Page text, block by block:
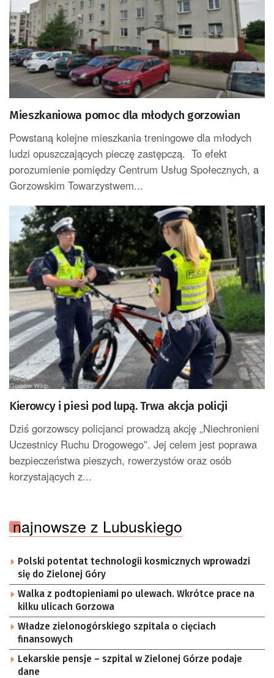
Mieszkaniowa pomoc dla młodych gorzowian
Powstaną kolejne mieszkania treningowe dla młodych
ludzi opuszczających pieczę zastępczą. To efekt
porozumienie pomiędzy Centrum Usług Społecznych, a
Gorzowskim Towarzystwem...
Kierowcy i piesi pod lupą. Trwa akcja policji
Dziś gorzowscy policjanci prowadzą akcję „Niechronieni
Uczestnicy Ruchu Drogowego”. Jej celem jest poprawa
bezpieczeństwa pieszych, rowerzystów oraz osób
korzystających z...
najnowsze z Lubuskiego
Polski potentat technologii kosmicznych wprowadzi
się do Zielonej Góry
Walka z podtopieniami po ulewach. Wkrótce prace na
kilku ulicach Gorzowa
Władze zielonogórskiego szpitala o cięciach
finansowych
Lekarskie pensje – szpital w Zielonej Górze podaje
dane